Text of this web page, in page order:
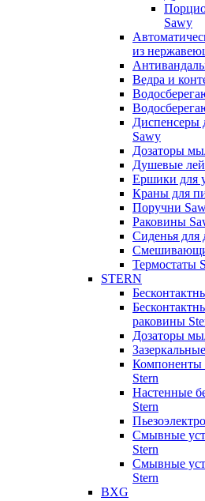
Sawy
из
Ведра и
Диспенсеры
Sawy
Дозаторы
Душевые
Ершики для
Краны для
Поручни
Раковины
Сиденья для
Термостаты
STERN
раковины
Дозаторы
Компоненты
Stern
Настенные
Stern
Смывные
Stern
Смывные
Stern
BXG